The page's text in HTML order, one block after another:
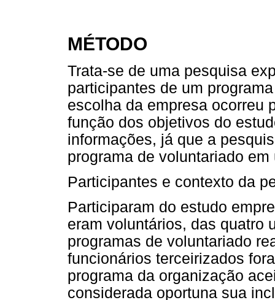
MÉTODO
Trata-se de uma pesquisa
participantes de um
escolha da empresa ocorreu
função dos objetivos do
informações, já que a
programa de voluntariado
Participantes e contexto da
Participaram do estudo
eram voluntários, das quatro
programas de voluntariado
funcionários terceirizados
programa da organização
considerada oportuna sua